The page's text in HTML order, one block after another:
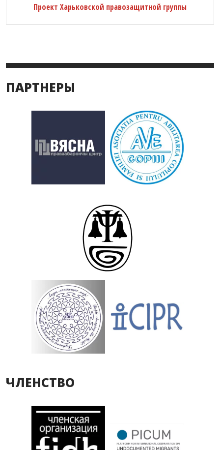
Проект Харьковской правозащитной группы
ПАРТНЕРЫ
ЧЛЕНСТВО